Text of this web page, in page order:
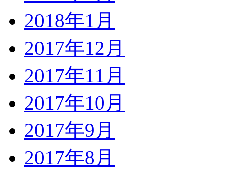
2018年1月
2017年12月
2017年11月
2017年10月
2017年9月
2017年8月